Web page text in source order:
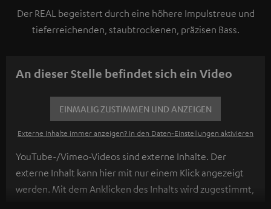
Der REAL begeistert durch eine höhere Impulstreue und
tieferreichenden, staubtrockenen, präzisen Bass.
An dieser Stelle befindet sich ein Video
EINMALIG ZUSTIMMEN UND ANZEIGEN
Externe Inhalte immer anzeigen? In den Daten‑Einstellungen aktivieren
YouTube-/Vimeo-Videos sind externe Inhalte. Der
externe Inhalt kann hier mit nur einem Klick angezeigt
werden. Mit dem Anklicken des Inhalts wird zugestimmt,